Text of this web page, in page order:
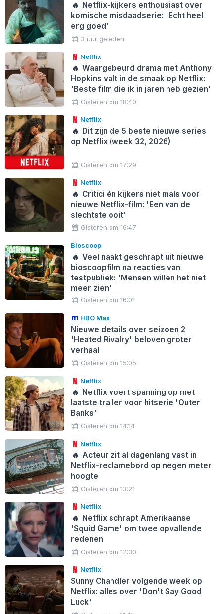
🔥 Netflix-kijkers enthousiast over
komische misdaadserie: 'Echt heel
erg goed'
3 uur geleden
Netflix
🔥 Waargebeurd drama met Anthony
Hopkins valt in de smaak op Netflix:
'Beste film die ik in jaren heb gezien'
Gisteren om 18:40
Netflix
🔥 Dit zijn de 5 beste nieuwe series
op Netflix (week 32, 2026)
Gisteren om 17:29
Netflix
🔥 Critici én kijkers niet mals voor
nieuwe Netflix-film: 'Een van de
slechtste ooit'
Gisteren om 16:47
Bioscoop
🔥 Veel naakt geschrapt uit nieuwe
bioscoopfilm na reacties van
testpubliek: 'Mensen willen het niet
meer zien'
Gisteren om 16:01
HBO Max
Nieuwe details over seizoen 2
'Heated Rivalry' beloven groter
verhaal
Gisteren om 15:05
Netflix
🔥 Netflix voert spanning op met
laatste trailer voor hitserie 'Outer
Banks'
Gisteren om 14:14
Netflix
🔥 Acteur zit al dagenlang vast in
Netflix-reclamebord op negen meter
hoogte
Gisteren om 13:21
Netflix
🔥 Netflix schrapt Amerikaanse
'Squid Game' om twee opvallende
redenen
Gisteren om 12:30
Netflix
Sunny Chandler volgende week op
Netflix: alles over 'Don't Say Good
Luck'